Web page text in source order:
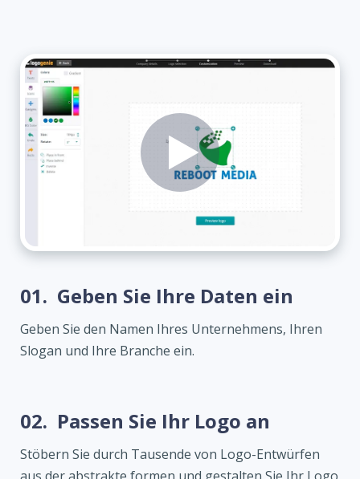
01. Geben Sie Ihre Daten ein
Geben Sie den Namen Ihres Unternehmens, Ihren
Slogan und Ihre Branche ein.
02. Passen Sie Ihr Logo an
Stöbern Sie durch Tausende von Logo-Entwürfen